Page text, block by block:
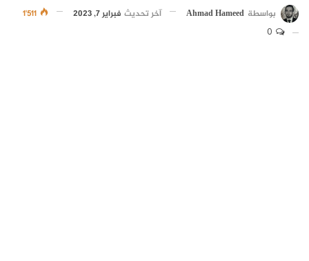
بواسطة Ahmad Hameed آخر تحديث فبراير 7, 2023